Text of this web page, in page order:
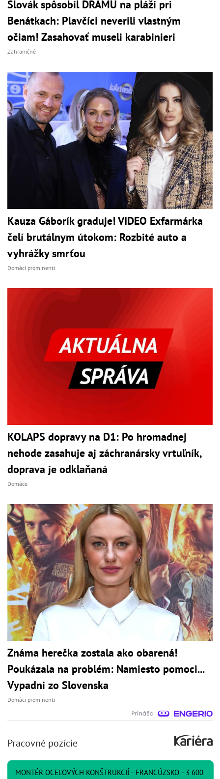
Slovák spôsobil DRÁMU na pláži pri
Benátkach: Plavčíci neverili vlastným
očiam! Zasahovať museli karabinieri
Zahraničné
Kauza Gáborík graduje! VIDEO Exfarmárka
čelí brutálnym útokom: Rozbité auto a
vyhrážky smrťou
Domáci prominenti
KOLAPS dopravy na D1: Po hromadnej
nehode zasahuje aj záchranársky vrtuľník,
doprava je odklaňaná
Domáce
Známa herečka zostala ako obarená!
Poukázala na problém: Namiesto pomoci...
Vypadni zo Slovenska
Domáci prominenti
Pracovné pozície
MONTÉR OCEĽOVÝCH KONŠTRUKCIÍ - FRANCÚZSKO - 3 600